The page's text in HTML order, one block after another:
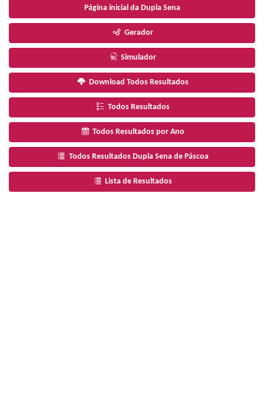
Página inicial da Dupla Sena
Gerador
Simulador
Download Todos Resultados
Todos Resultados
Todos Resultados por Ano
Todos Resultados Dupla Sena de Páscoa
Lista de Resultados